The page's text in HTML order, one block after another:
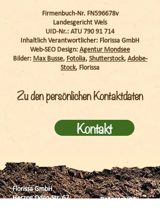
Firmenbuch-Nr. FN596678v
Landesgericht Wels
UID-Nr.: ATU 790 91 714
Inhaltlich Verantwortlicher: Florissa GmbH
Web-SEO Design:Agentur Mondsee
Bilder: Max Busse, Fotolia, Shutterstock, Adobe-
Stock, Florissa
Zu den persönlichen Kontaktdaten
Kontakt
Florissa GmbH
Herzog Odilo-Str. 67
Datenschutz